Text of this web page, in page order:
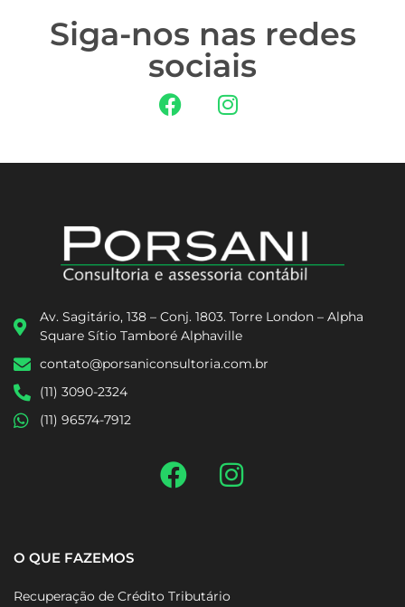
Siga-nos nas redes
sociais
Av. Sagitário, 138 – Conj. 1803. Torre London – Alpha
Square Sítio Tamboré Alphaville
contato@porsaniconsultoria.com.br
(11) 3090-2324
(11) 96574-7912
O QUE FAZEMOS
Recuperação de Crédito Tributário